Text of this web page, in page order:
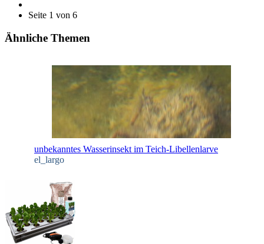
Seite 1 von 6
Ähnliche Themen
unbekanntes Wasserinsekt im Teich-Libellenlarve
el_largo